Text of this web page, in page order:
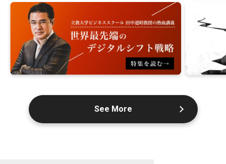
See More